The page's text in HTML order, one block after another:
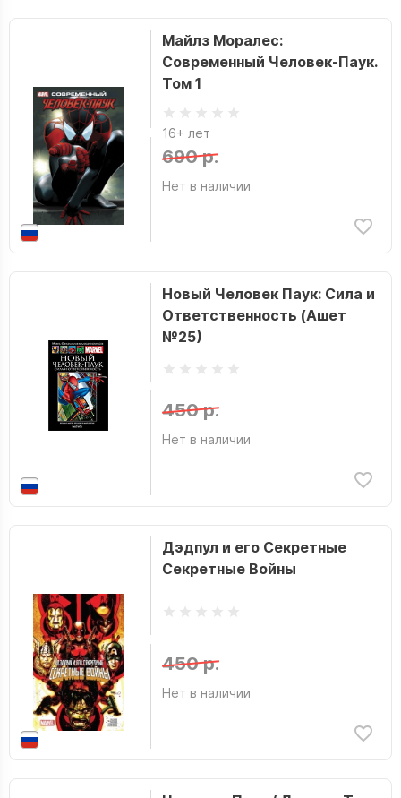
Майлз Моралес:
Современный Человек-Паук.
Том 1
16+ лет
690 р.
Нет в наличии
Новый Человек Паук: Сила и
Ответственность (Ашет
№25)
450 р.
Нет в наличии
Дэдпул и его Секретные
Секретные Войны
450 р.
Нет в наличии